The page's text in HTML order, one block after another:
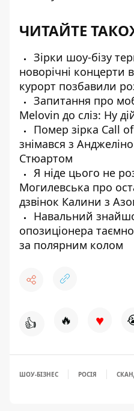
ЧИТАЙТЕ
Зірки шоу-бізу
новорічні концерти
курорт позбавили
Запитання про
Melovin до сліз: Ну
Помер зірка Call
знімався з
Стюартом
Я ніде цього не
Могилевська про
дзвінок Калини з
Навальний
опозиціонера
за полярним колом
👍 🔥 ♥
ШОУ-БІЗНЕС РОСІЯ